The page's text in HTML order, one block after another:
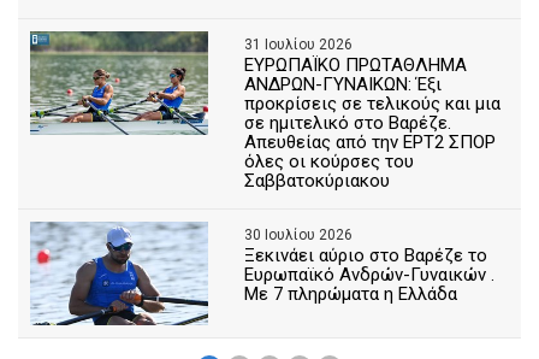
31 Ιουλίου 2026
ΕΥΡΩΠΑΪΚΟ ΠΡΩΤΑΘΛΗΜΑ
ΑΝΔΡΩΝ-ΓΥΝΑΙΚΩΝ: Έξι
προκρίσεις σε τελικούς και μια
σε ημιτελικό στο Βαρέζε.
Απευθείας από την ΕΡΤ2 ΣΠΟΡ
όλες οι κούρσες του
Σαββατοκύριακου
30 Ιουλίου 2026
Ξεκινάει αύριο στο Βαρέζε το
Ευρωπαϊκό Ανδρών-Γυναικών .
Με 7 πληρώματα η Ελλάδα